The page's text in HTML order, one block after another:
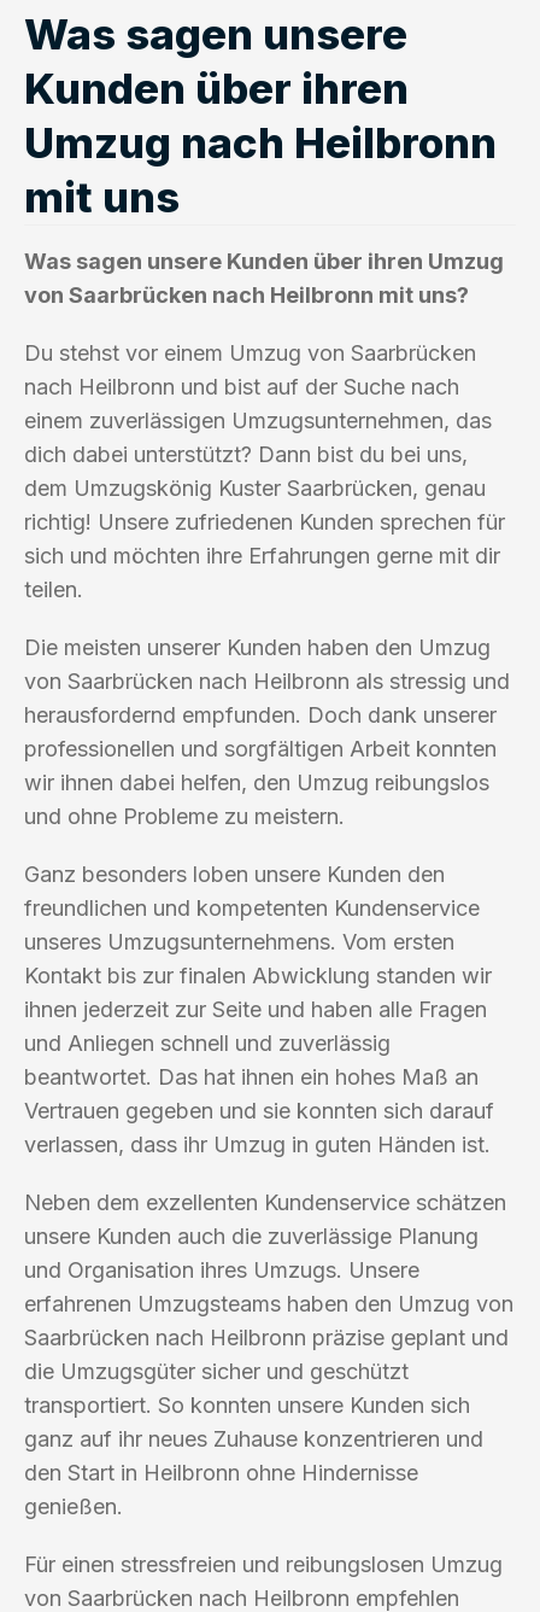
Was sagen unsere
Kunden über ihren
Umzug nach Heilbronn
mit uns
Was sagen unsere Kunden über ihren Umzug
von Saarbrücken nach Heilbronn mit uns?
Du stehst vor einem Umzug von Saarbrücken
nach Heilbronn und bist auf der Suche nach
einem zuverlässigen Umzugsunternehmen, das
dich dabei unterstützt? Dann bist du bei uns,
dem Umzugskönig Kuster Saarbrücken, genau
richtig! Unsere zufriedenen Kunden sprechen für
sich und möchten ihre Erfahrungen gerne mit dir
teilen.
Die meisten unserer Kunden haben den Umzug
von Saarbrücken nach Heilbronn als stressig und
herausfordernd empfunden. Doch dank unserer
professionellen und sorgfältigen Arbeit konnten
wir ihnen dabei helfen, den Umzug reibungslos
und ohne Probleme zu meistern.
Ganz besonders loben unsere Kunden den
freundlichen und kompetenten Kundenservice
unseres Umzugsunternehmens. Vom ersten
Kontakt bis zur finalen Abwicklung standen wir
ihnen jederzeit zur Seite und haben alle Fragen
und Anliegen schnell und zuverlässig
beantwortet. Das hat ihnen ein hohes Maß an
Vertrauen gegeben und sie konnten sich darauf
verlassen, dass ihr Umzug in guten Händen ist.
Neben dem exzellenten Kundenservice schätzen
unsere Kunden auch die zuverlässige Planung
und Organisation ihres Umzugs. Unsere
erfahrenen Umzugsteams haben den Umzug von
Saarbrücken nach Heilbronn präzise geplant und
die Umzugsgüter sicher und geschützt
transportiert. So konnten unsere Kunden sich
ganz auf ihr neues Zuhause konzentrieren und
den Start in Heilbronn ohne Hindernisse
genießen.
Für einen stressfreien und reibungslosen Umzug
von Saarbrücken nach Heilbronn empfehlen